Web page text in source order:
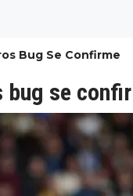
Bug Se Confirme
bug se